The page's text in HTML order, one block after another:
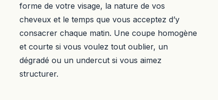
forme de votre visage, la nature de vos
cheveux et le temps que vous acceptez d’y
consacrer chaque matin. Une coupe homogène
et courte si vous voulez tout oublier, un
dégradé ou un undercut si vous aimez
structurer.